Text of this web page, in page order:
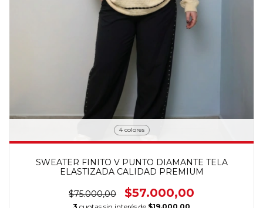
4 colores
SWEATER FINITO V PUNTO DIAMANTE TELA
ELASTIZADA CALIDAD PREMIUM
$75.000,00 $57.000,00